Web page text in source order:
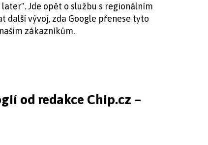
Jde opět o službu s regionálním
další vývoj, zda Google přenese tyto
zákazníkům.
od redakce Chip.cz –